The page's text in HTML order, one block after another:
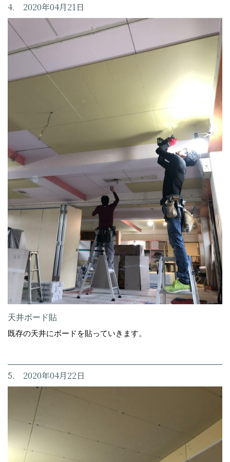
4. 2020年04月21日
天井ボード貼
既存の天井にボードを貼っていきます。
5. 2020年04月22日